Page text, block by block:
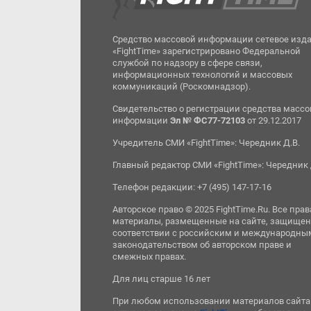
Средство массовой информации сетевое
«FightTime» зарегистрировано Федеральной
службой по надзору в сфере связи,
информационных технологий и массовых
коммуникаций (Роскомнадзор).
Свидетельство о регистрации средства
информацииЭл № ФС77-72103 от 29.12.2017
Учредитель СМИ «FightTime»: Чередник Д.В.
Главный редактор СМИ «FightTime»: Чередник
Телефон редакции: +7 (495) 147-17-16
Авторское право © 2025 FightTime.Ru. Все
материалы, размещенные на сайте,
соответствии с российским и
законодательством об авторском праве и
смежных правах.
Для лиц старше 16 лет
При любом использовании материалов сайта